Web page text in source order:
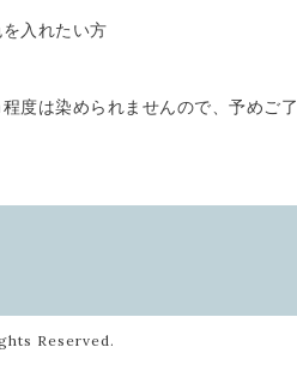
入れたい方
度は染められませんので、予めご了
Reserved.